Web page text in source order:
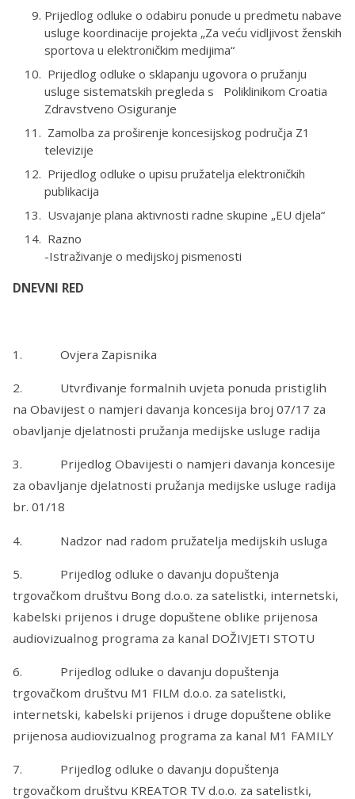
Prijedlog odluke o odabiru ponude u predmetu nabave
usluge koordinacije projekta „Za veću vidljivost ženskih
sportova u elektroničkim medijima“
Prijedlog odluke o sklapanju ugovora o pružanju
usluge sistematskih pregleda s Poliklinikom Croatia
Zdravstveno Osiguranje
Zamolba za proširenje koncesijskog područja Z1
televizije
Prijedlog odluke o upisu pružatelja elektroničkih
publikacija
Usvajanje plana aktivnosti radne skupine „EU djela“
Razno
-Istraživanje o medijskoj pismenosti
DNEVNI RED
1. Ovjera Zapisnika
2. Utvrđivanje formalnih uvjeta ponuda pristiglih
na Obavijest o namjeri davanja koncesija broj 07/17 za
obavljanje djelatnosti pružanja medijske usluge radija
3. Prijedlog Obavijesti o namjeri davanja koncesije
za obavljanje djelatnosti pružanja medijske usluge radija
br. 01/18
4. Nadzor nad radom pružatelja medijskih usluga
5. Prijedlog odluke o davanju dopuštenja
trgovačkom društvu Bong d.o.o. za satelistki, internetski,
kabelski prijenos i druge dopuštene oblike prijenosa
audiovizualnog programa za kanal DOŽIVJETI STOTU
6. Prijedlog odluke o davanju dopuštenja
trgovačkom društvu M1 FILM d.o.o. za satelistki,
internetski, kabelski prijenos i druge dopuštene oblike
prijenosa audiovizualnog programa za kanal M1 FAMILY
7. Prijedlog odluke o davanju dopuštenja
trgovačkom društvu KREATOR TV d.o.o. za satelistki,